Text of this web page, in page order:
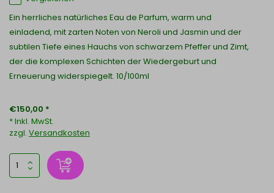
Ein herrliches natürliches Eau de Parfum, warm und
einladend, mit zarten Noten von Neroli und Jasmin und der
subtilen Tiefe eines Hauchs von schwarzem Pfeffer und Zimt,
der die komplexen Schichten der Wiedergeburt und
Erneuerung widerspiegelt. 10/100ml
€150,00 *
* Inkl. MwSt.
zzgl. Versandkosten